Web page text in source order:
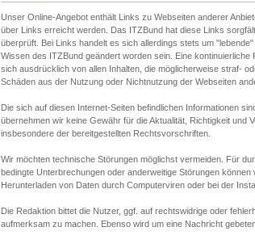
Unser Online-Angebot enthält Links zu Webseiten anderer
über Links erreicht werden. Das ITZBund hat diese Links
überprüft. Bei Links handelt es sich allerdings stets um
Wissen des ITZBund geändert worden sein. Eine
sich ausdrücklich von allen Inhalten, die möglicherweise straf-
Schäden aus der Nutzung oder Nichtnutzung der Webseiten
Die sich auf diesen Internet-Seiten befindlichen Informationen
übernehmen wir keine Gewähr für die Aktualität, Richtigkeit und
insbesondere der bereitgestellten Rechtsvorschriften.
Wir möchten technische Störungen möglichst vermeiden. Für
bedingte Unterbrechungen oder anderweitige Störungen
Herunterladen von Daten durch Computerviren oder bei der
Die Redaktion bittet die Nutzer, ggf. auf rechtswidrige oder
aufmerksam zu machen. Ebenso wird um eine Nachricht